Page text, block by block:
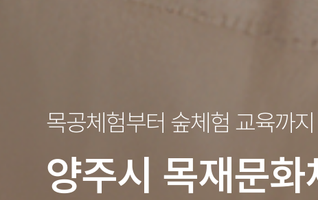
목공체험부터 숲체험 교육까지
양주시 목재문